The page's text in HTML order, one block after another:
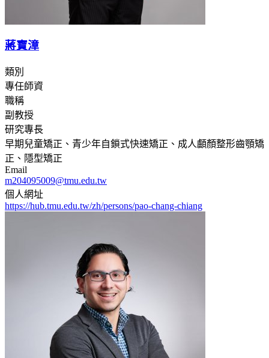
蔣寶漳
類別
專任師資
職稱
副教授
研究專長
早期兒童矯正、青少年自鎖式快速矯正、成人顱顏整形齒顎矯
正、隱型矯正
Email
m204095009@tmu.edu.tw
個人網址
https://hub.tmu.edu.tw/zh/persons/pao-chang-chiang